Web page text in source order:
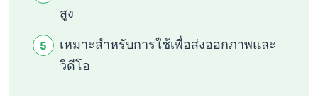
สูง
เหมาะสำหรับการใช้เพื่อส่งออกภาพและ
วิดีโอ